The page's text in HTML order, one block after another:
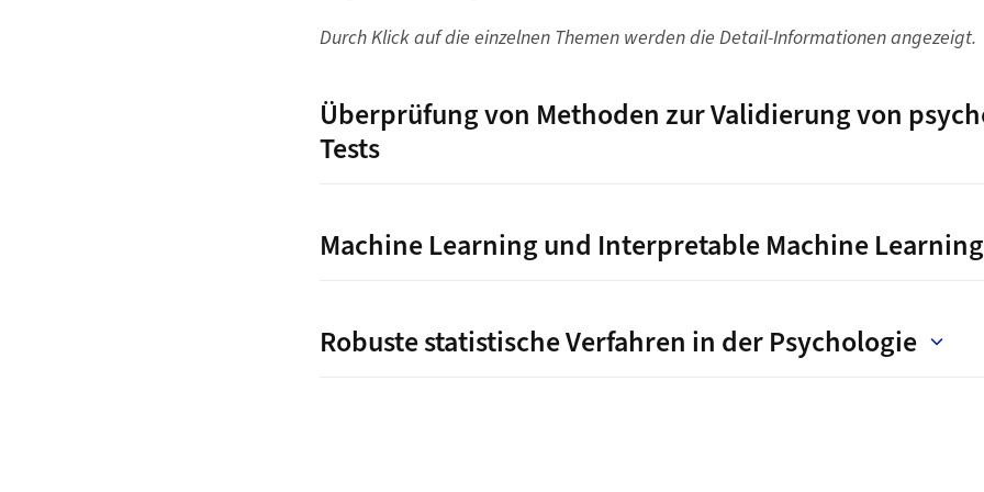
Durch Klick auf die einzelnen Themen werden die Detail-Informationen angezeigt.
Überprüfung von Methoden zur Validierung von
Tests
Machine Learning und Interpretable Machine Learning
Robuste statistische Verfahren in der Psychologie